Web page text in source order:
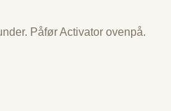
Påfør Activator ovenpå.